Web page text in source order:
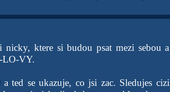
ktere si budou psat mezi sebou a
LO-VY.
ted se ukazuje, co jsi zac. Sledujes cizi